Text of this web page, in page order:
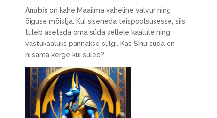
Anubison kahe Maailma vaheline valvur ning
õiguse mõistja. Kui siseneda teispoolsusesse, siis
tuleb asetada oma süda sellele kaalule ning
vastukaaluks pannakse sulgi. Kas Sinu süda on
niisama kerge kui suled?